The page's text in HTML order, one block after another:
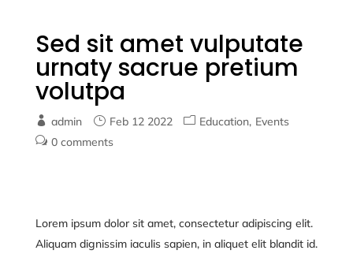
Sed sit amet vulputate
urnaty sacrue pretium
volutpa
admin Feb 12 2022 Education Events
0 comments
Lorem ipsum dolor sit amet, consectetur adipiscing elit.
Aliquam dignissim iaculis sapien, in aliquet elit blandit id.